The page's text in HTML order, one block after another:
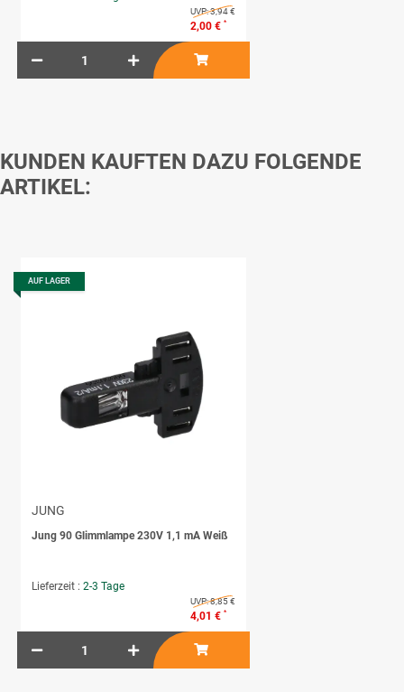
UVP:3,94 €
2,00 € *
KUNDEN KAUFTEN DAZU FOLGENDE
ARTIKEL:
AUF LAGER
JUNG
Jung 90 Glimmlampe 230V 1,1 mA Weiß
Lieferzeit : 2-3 Tage
UVP:8,85 €
4,01 € *